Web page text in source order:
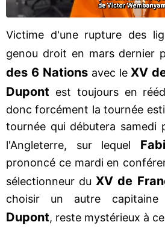
Victime d'une rupture des
genou droit en mars dernier
des 6 Nationsavec leXV
Dupont est toujours en
donc forcément la tournée
tournée qui débutera samedi
l'Angleterre, sur lequel
prononcé ce mardi en
sélectionneur duXV de
choisir un autre
Dupont, reste mystérieux à